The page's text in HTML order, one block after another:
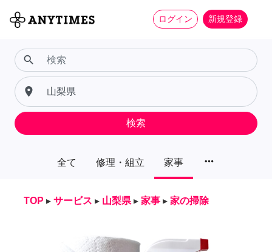
ログイン 新規登録
全て 修理・組立 家事 more_horiz
search
place
検索
TOP ▸ サービス ▸ 山梨県 ▸ 家事 ▸ 家の掃除